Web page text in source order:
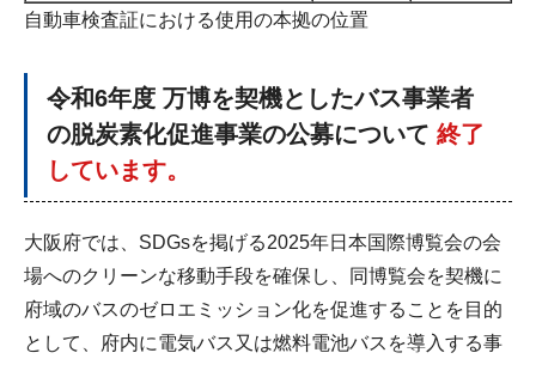
自動車検査証における使用の本拠の位置
令和6年度 万博を契機としたバス事業者
の脱炭素化促進事業の公募について 終了
しています。
大阪府では、SDGsを掲げる2025年日本国際博覧会の会
場へのクリーンな移動手段を確保し、同博覧会を契機に
府域のバスのゼロエミッション化を促進することを目的
として、府内に電気バス又は燃料電池バスを導入する事